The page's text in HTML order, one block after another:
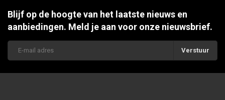
Blijf op de hoogte van het laatste nieuws en
aanbiedingen. Meld je aan voor onze nieuwsbrief.
Verstuur